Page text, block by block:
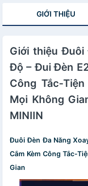
GIỚI THIỆU
Giới thiệu
Độ – Đui Đèn
Công Tắc-
Mọi Không
MINIIN
Đuôi Đèn Đa Năng
Cắm Kèm Công Tắc-
Gian